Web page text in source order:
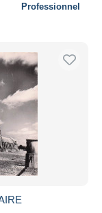
Professionnel